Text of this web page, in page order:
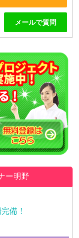
メールで質問
ー明野
備！